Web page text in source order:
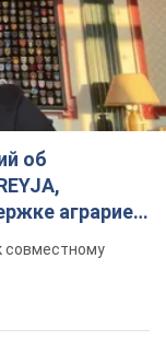
об
аграриев.
совместному